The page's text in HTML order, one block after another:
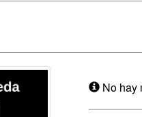
No hay